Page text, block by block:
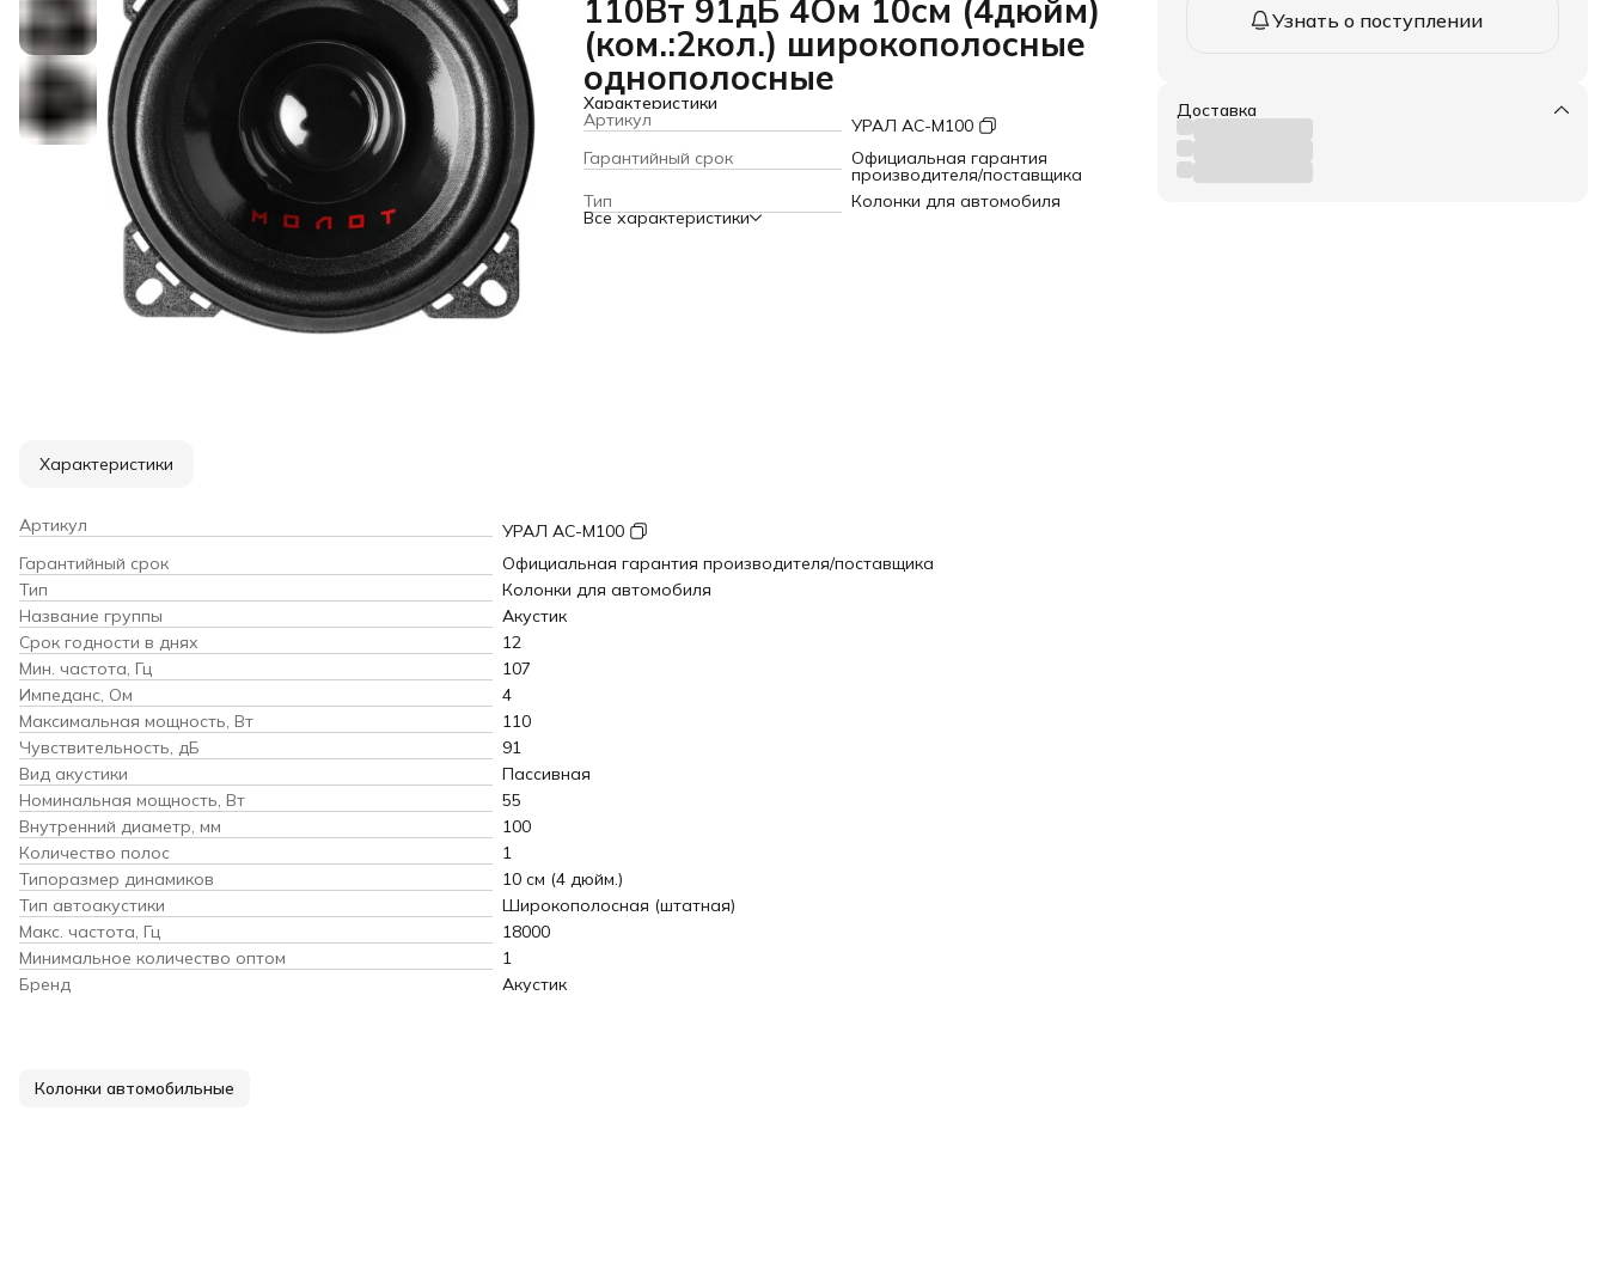
110Вт 91дБ 4Ом 10см (4дюйм)
(ком.:2кол.) широкополосные
однополосные
Характеристики
Артикул
УРАЛ АС-М100
Гарантийный срок
Официальная гарантия
производителя/поставщика
Тип
Колонки для автомобиля
Все характеристики
Узнать о поступлении
Доставка
Характеристики
Артикул
УРАЛ АС-М100
Гарантийный срок
Официальная гарантия производителя/поставщика
Тип
Колонки для автомобиля
Название группы
Акустик
Срок годности в днях
12
Мин. частота, Гц
107
Импеданс, Ом
4
Максимальная мощность, Вт
110
Чувствительность, дБ
91
Вид акустики
Пассивная
Номинальная мощность, Вт
55
Внутренний диаметр, мм
100
Количество полос
1
Типоразмер динамиков
10 см (4 дюйм.)
Тип автоакустики
Широкополосная (штатная)
Макс. частота, Гц
18000
Минимальное количество оптом
1
Бренд
Акустик
Колонки автомобильные